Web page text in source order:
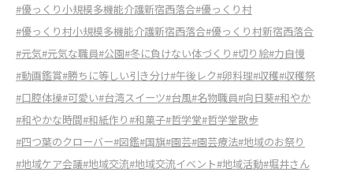
#優っくり小規模多機能介護新宿西落合#優っくり村
#優っくり村小規模多機能介護新宿西落合#優っくり村新宿西落合
#元気#元気な職員#公園#冬に負けない体づくり#切り絵#力自慢
#動画鑑賞#勝ちに等しい引き分け#午後レク#卵料理#収穫#収穫祭
#口腔体操#可愛い#台湾スイーツ#台風#名物職員#向日葵#和やか
#和やかな時間#和紙作り#和菓子#哲学堂#哲学堂散歩
#四つ葉のクローバー#図鑑#国旗#園芸#園芸療法#地域のお祭り
#地域ケア会議#地域交流#地域交流イベント#地域活動#堀井さん